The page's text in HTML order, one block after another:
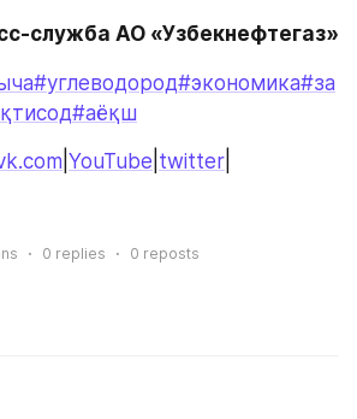
служба АО «Узбекнефтегаз»
#углеводород#экономика#за
#аёқш
YouTube twitter
0 replies 0 reposts